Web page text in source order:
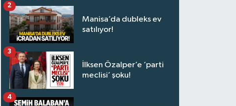
Manisa’da dubleks ev
satılıyor!
2
İlksen Özalper’e ‘parti
meclisi’ şoku!
3
4